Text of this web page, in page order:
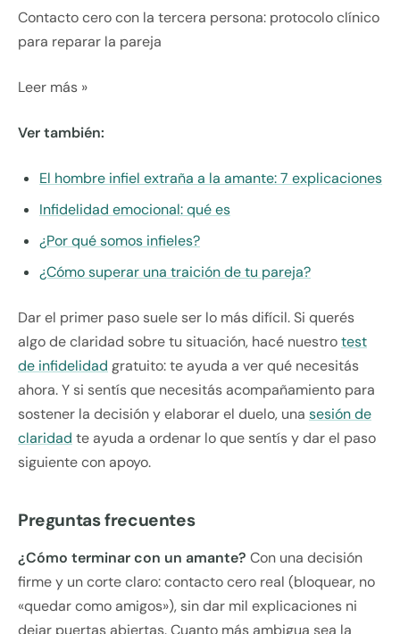
Contacto cero con la tercera persona: protocolo clínico
para reparar la pareja
Leer más »
Ver también:
El hombre infiel extraña a la amante: 7 explicaciones
Infidelidad emocional: qué es
¿Por qué somos infieles?
¿Cómo superar una traición de tu pareja?
Dar el primer paso suele ser lo más difícil. Si querés
algo de claridad sobre tu situación, hacé nuestrotest
de infidelidad gratuito: te ayuda a ver qué necesitás
ahora. Y si sentís que necesitás acompañamiento para
sostener la decisión y elaborar el duelo, una sesión de
claridad te ayuda a ordenar lo que sentís y dar el paso
siguiente con apoyo.
Preguntas frecuentes
¿Cómo terminar con un amante? Con una decisión
firme y un corte claro: contacto cero real (bloquear, no
«quedar como amigos»), sin dar mil explicaciones ni
dejar puertas abiertas. Cuanto más ambigua sea la